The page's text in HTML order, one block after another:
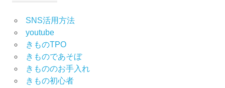
SNS活用方法
youtube
きものTPO
きものであそぼ
きもののお手入れ
きもの初心者